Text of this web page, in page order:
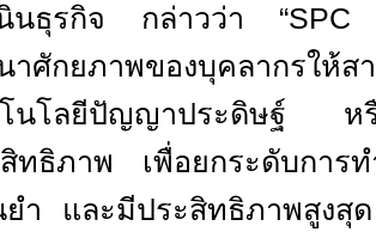
นินธุรกิจ กล่าวว่า “
ศักยภาพของบุคลากรให้ส
โนโลยีปัญญาประดิษ
ทธิภาพ เพื่อยกระดับการท
ำ และมีประสิทธิภาพสูงสุด